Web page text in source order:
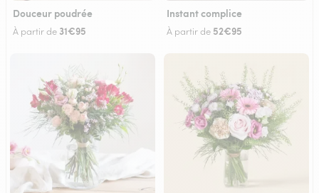
Douceur poudrée
À partir de 31€95
Instant complice
À partir de 52€95